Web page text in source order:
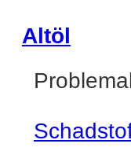
Altöl